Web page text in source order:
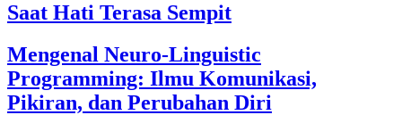
Saat Hati Terasa Sempit
Mengenal Neuro-Linguistic
Programming: Ilmu Komunikasi,
Pikiran, dan Perubahan Diri